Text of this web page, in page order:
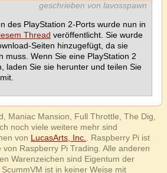
geschrieben von lavosspawn
des PlayStation 2-Ports wurde nun in
Thread veröffentlicht. Sie wurde
Seiten hinzugefügt, da sie
muss. Wenn Sie eine PlayStation 2
laden Sie sie herunter und teilen Sie
Maniac Mansion, Full Throttle, The Dig,
noch viele weitere mehr sind
von LucasArts, Inc.
. Raspberry Pi ist
Raspberry Pi Trading. Alle anderen
Warenzeichen sind Eigentum der
ist in keiner Weise mit